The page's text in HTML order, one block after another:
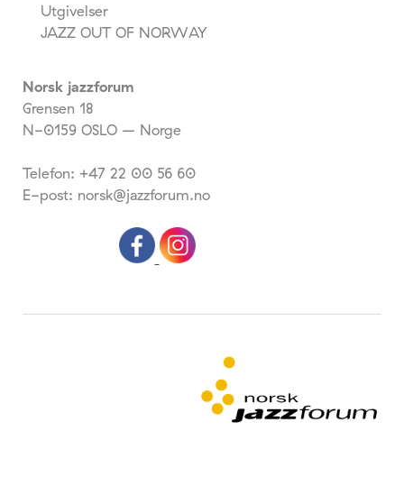
Utgivelser
JAZZ OUT OF NORWAY
Norsk jazzforum
Grensen 18
N-0159 OSLO – Norge
Telefon: +47 22 00 56 60
E-post: norsk@jazzforum.no